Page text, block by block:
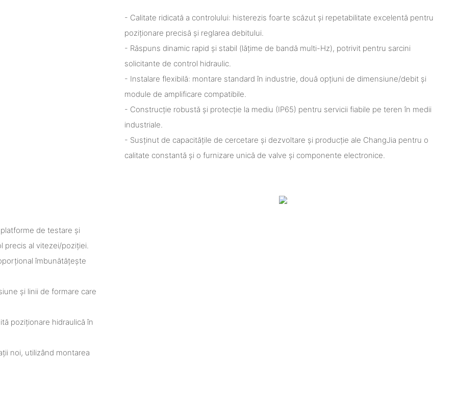
- Calitate ridicată a controlului: histerezis foarte scăzut și repetabilitate excelentă pentru
poziționare precisă și reglarea debitului.
- Răspuns dinamic rapid și stabil (lățime de bandă multi-Hz), potrivit pentru sarcini
solicitante de control hidraulic.
- Instalare flexibilă: montare standard în industrie, două opțiuni de dimensiune/debit și
module de amplificare compatibile.
- Construcție robustă și protecție la mediu (IP65) pentru servicii fiabile pe teren în medii
industriale.
- Susținut de capacitățile de cercetare și dezvoltare și producție ale ChangJia pentru o
calitate constantă și o furnizare unică de valve și componente electronice.
de testare și
precis al vitezei/poziției.
îmbunătățește
și linii de formare care
poziționare hidraulică în
noi, utilizând montarea